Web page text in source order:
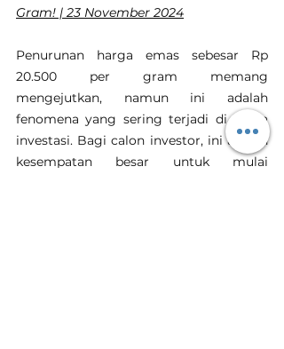
Gram! | 23 November 2024
Penurunan harga emas sebesar Rp
20.500 per gram memang
mengejutkan, namun ini adalah
fenomena yang sering terjadi di dunia
investasi. Bagi calon investor, ini adalah
kesempatan besar untuk mulai